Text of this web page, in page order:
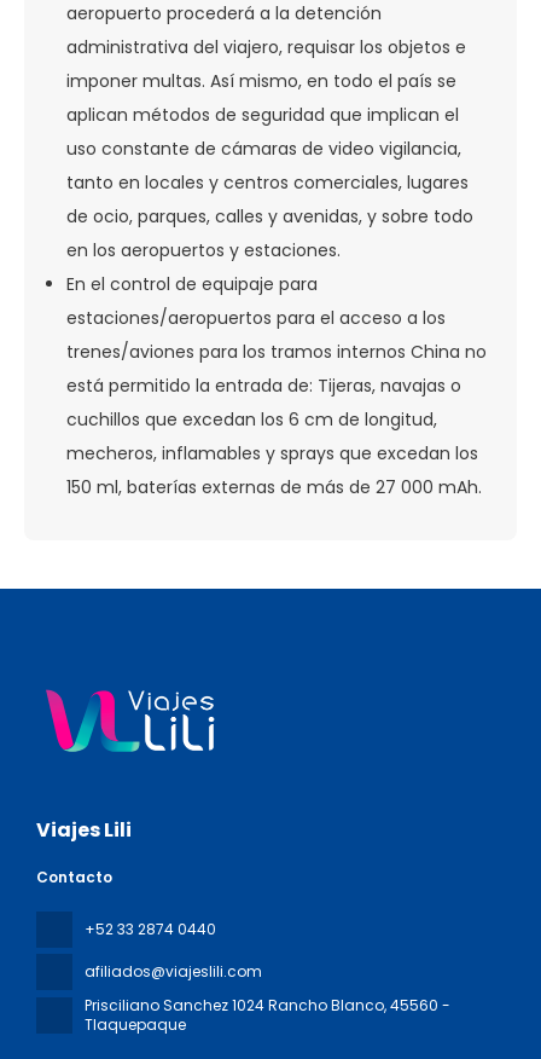
aeropuerto procederá a la detención
administrativa del viajero, requisar los objetos e
imponer multas. Así mismo, en todo el país se
aplican métodos de seguridad que implican el
uso constante de cámaras de video vigilancia,
tanto en locales y centros comerciales, lugares
de ocio, parques, calles y avenidas, y sobre todo
en los aeropuertos y estaciones.
En el control de equipaje para
estaciones/aeropuertos para el acceso a los
trenes/aviones para los tramos internos China no
está permitido la entrada de: Tijeras, navajas o
cuchillos que excedan los 6 cm de longitud,
mecheros, inflamables y sprays que excedan los
150 ml, baterías externas de más de 27 000 mAh.
Viajes Lili
Contacto
+52 33 2874 0440
afiliados@viajeslili.com
Prisciliano Sanchez 1024 Rancho Blanco, 45560 -
Tlaquepaque